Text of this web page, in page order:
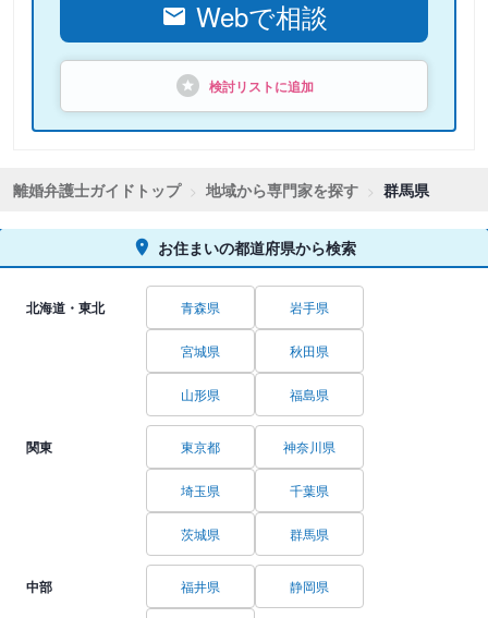
Webで相談
検討リストに追加
離婚弁護士ガイドトップ 地域から専門家を探す 群馬県
お住まいの都道府県から検索
北海道・東北 青森県 岩手県
宮城県 秋田県
山形県 福島県
関東 東京都 神奈川県
埼玉県 千葉県
茨城県 群馬県
中部 福井県 静岡県